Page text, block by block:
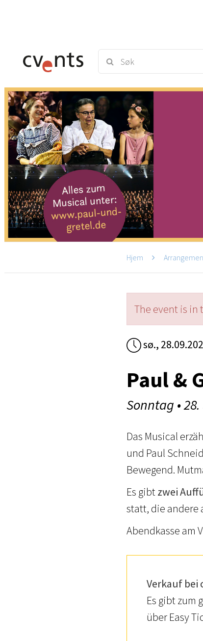
Hjem
The event is in
sø.,
Paul &
Sonntag •
Das Musical
und Paul
Bewegend.
Es gibtzwei
statt, die andere
Abendkasse am
Verkauf bei
Es gibt zum
über Easy